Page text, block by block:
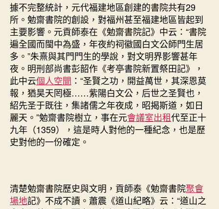
據不完整統計，元代福建地區創建的書院共有29
所。勉齋書院的創設，對福州甚至福建地區皆起到
主要影響。元貢師泰在《勉齋書院記》中云：“書院
遍全國而閩中為盛，年夜約祠徽國白文公師門生居
多。”朱熹與其門門生的學說，對文明界影響甚年
夜。明刑部尚書彭韶作《考亭書院新置祭田記》，
此中云個人空間 ：“圣賢之功，開益萬世，其深恩莫
報，猶昊天罔極……紫陽白文公，后世之圣賢也，
紹先圣于既往，集諸儒之年夜成，昭揭斯道，如日
麗天。”勉齋書院樹立，事在元會議室出租代至正十
九年（1359），這是時人對他的一種紀念，也是歷
史對他的一份確定。
清楚勉齋書院歷史與文明，貢師泰《勉齋書院聚會
場地記》不成不讀。蕭震《道山紀略》云：“道山之